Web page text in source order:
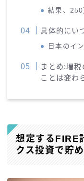
結果、250
具体的にい
日本のイ
まとめ:増税
ことは変わ
想定するFIRE
クス投資で貯